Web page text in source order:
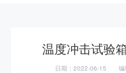
温度冲击试验
日期：2022-06-15 编